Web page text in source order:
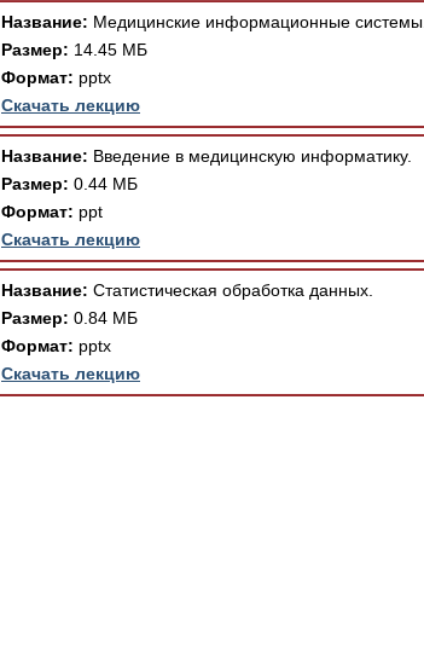
Название: Медицинские информационные системы.
Размер: 14.45 МБ
Формат: pptx
Скачать лекцию
Название: Введение в медицинскую информатику.
Размер: 0.44 МБ
Формат: ppt
Скачать лекцию
Название: Статистическая обработка данных.
Размер: 0.84 МБ
Формат: pptx
Скачать лекцию